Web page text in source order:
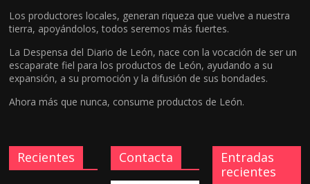
Los productores locales, generan riqueza que vuelve a nuestra
tierra, apoyándolos, todos seremos más fuertes.
La Despensa del Diario de León, nace con la vocación de ser un
escaparate fiel para los productos de León, ayudando a su
expansión, a su promoción y la difusión de sus bondades.
Ahora más que nunca, consume productos de León.
Recientes Contacta
Entradas
recientes